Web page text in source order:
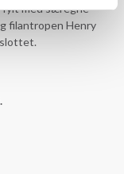
med særegne
filantropen Henry